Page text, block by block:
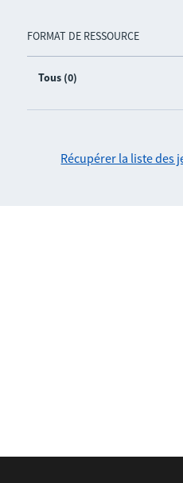
FORMAT DE RESSOURCE
Tous (0)
Récupérer la liste des